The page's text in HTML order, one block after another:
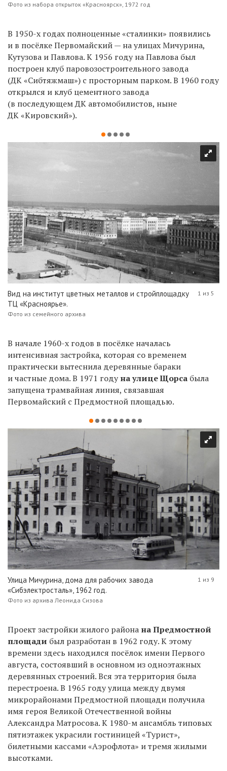
Фото из набора открыток «Красноярск», 1972 год
В 1950-х годах полноценные «сталинки» появились
и в посёлке Первомайский — на улицах Мичурина,
Кутузова и Павлова. К 1956 году на Павлова был
построен клуб паровозостроительного завода
(ДК «Сибтяжмаш») с просторным парком. В 1960 году
открылся и клуб цементного завода
(в последующем ДК автомобилистов, ныне
ДК «Кировский»).
Вид на институт цветных металлов и стройплощадку
ТЦ «Красноярье».
Фото из семейного архива
1 из 5
В начале 1960-х годов в посёлке началась
интенсивная застройка, которая со временем
практически вытеснила деревянные бараки
и частные дома. В 1971 годуна улице Щорса была
запущена трамвайная линия, связавшая
Первомайский с Предмостной площадью.
Улица Мичурина, дома для рабочих завода
«Сибэлектросталь», 1962 год.
Фото из архива Леонида Сизова
1 из 9
Проект застройки жилого района на Предмостной
площади был разработан в 1962 году. К этому
времени здесь находился посёлок имени Первого
августа, состоявший в основном из одноэтажных
деревянных строений. Вся эта территория была
перестроена. В 1965 году улица между двумя
микрорайонами Предмостной площади получила
имя героя Великой Отечественной войны
Александра Матросова. К 1980-м ансамбль типовых
пятиэтажек украсили гостиницей «Турист»,
билетными кассами «Аэрофлота» и тремя жилыми
высотками.